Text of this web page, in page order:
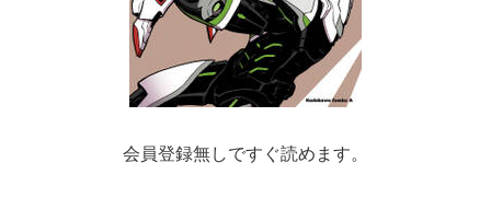
会員登録無しですぐ読めます。